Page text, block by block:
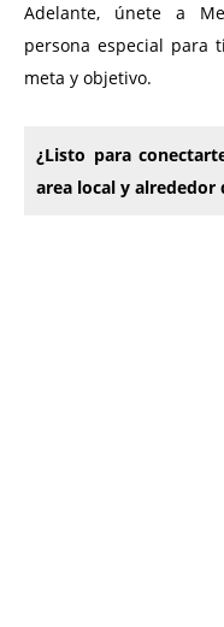
Adelante, únete a
persona especial para
meta y objetivo.
¿Listo para
area local y alrededor